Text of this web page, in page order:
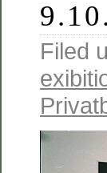
Filed